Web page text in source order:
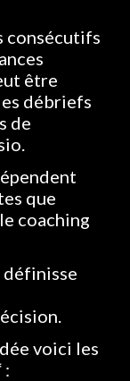
consécutifs
être
débriefs
de
que
coaching
définisse
voici les
: